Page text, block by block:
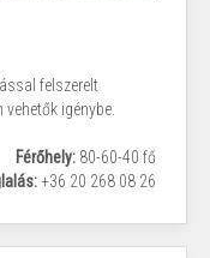
felszerelt
igénybe.
Férőhely: 80-60-40 fő
+36 20 268 08 26